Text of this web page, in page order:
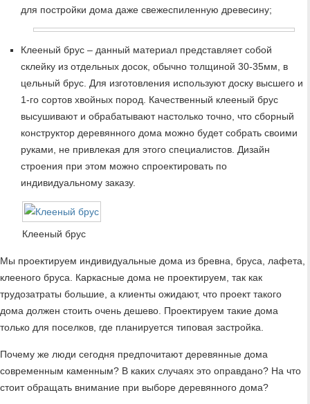
для постройки дома даже свежеспиленную древесину;
Клееный брус – данный материал представляет собой
склейку из отдельных досок, обычно толщиной 30-35мм, в
цельный брус. Для изготовления используют доску высшего и
1-го сортов хвойных пород. Качественный клееный брус
высушивают и обрабатывают настолько точно, что сборный
конструктор деревянного дома можно будет собрать своими
руками, не привлекая для этого специалистов. Дизайн
строения при этом можно спроектировать по
индивидуальному заказу.
Клееный брус
Мы проектируем индивидуальные дома из бревна, бруса, лафета,
клееного бруса. Каркасные дома не проектируем, так как
трудозатраты большие, а клиенты ожидают, что проект такого
дома должен стоить очень дешево. Проектируем такие дома
только для поселков, где планируется типовая застройка.
Почему же люди сегодня предпочитают деревянные дома
современным каменным? В каких случаях это оправдано? На что
стоит обращать внимание при выборе деревянного дома?